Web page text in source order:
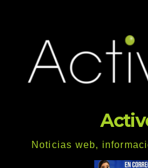
Noticias web,